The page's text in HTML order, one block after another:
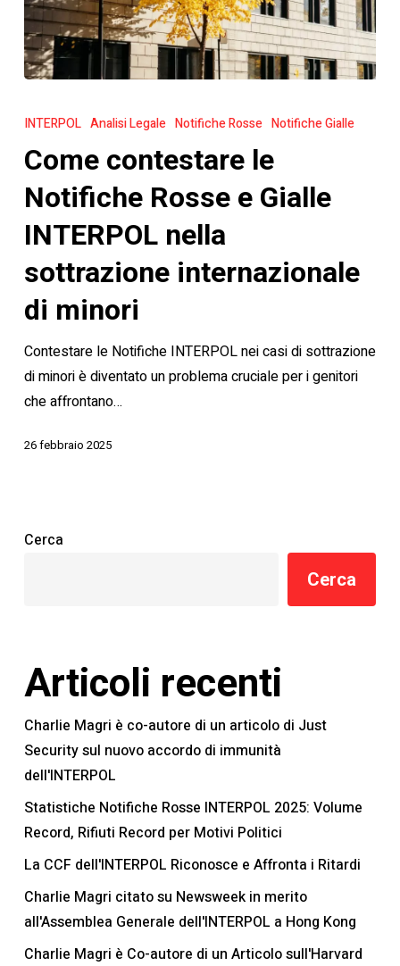
contestare
Notifiche
Rosse
Gialle
INTERPOL
sottrazione
internazionale
di
minori
INTERPOL Analisi Legale Notifiche Rosse Notifiche Gialle
Come contestare le
Notifiche Rosse e Gialle
INTERPOL nella
sottrazione internazionale
di minori
Contestare le Notifiche INTERPOL nei casi di sottrazione
di minori è diventato un problema cruciale per i genitori
che affrontano…
26 febbraio 2025
Cerca
Cerca
Articoli recenti
Charlie Magri è co-autore di un articolo di Just
Security sul nuovo accordo di immunità
dell'INTERPOL
Statistiche Notifiche Rosse INTERPOL 2025: Volume
Record, Rifiuti Record per Motivi Politici
La CCF dell'INTERPOL Riconosce e Affronta i Ritardi
Charlie Magri citato su Newsweek in merito
all'Assemblea Generale dell'INTERPOL a Hong Kong
Charlie Magri è Co-autore di un Articolo sull'Harvard